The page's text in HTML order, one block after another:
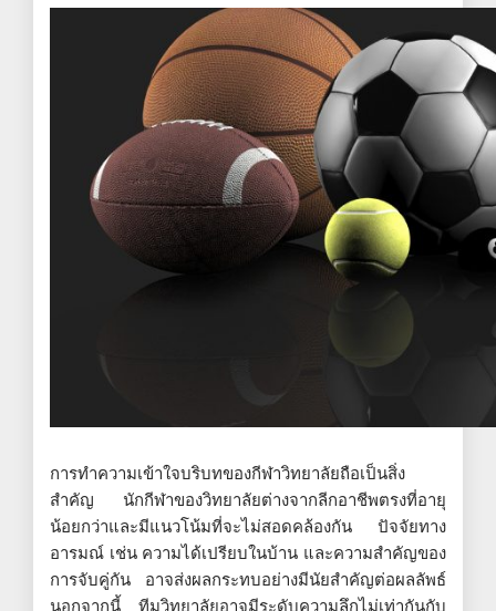
การทำความเข้าใจบริบทของกีฬาวิทยาลัยถือเป็นสิ่ง
สำคัญ นักกีฬาของวิทยาลัยต่างจากลีกอาชีพตรงที่อายุ
น้อยกว่าและมีแนวโน้มที่จะไม่สอดคล้องกัน ปัจจัยทาง
อารมณ์ เช่น ความได้เปรียบในบ้าน และความสำคัญของ
การจับคู่กัน อาจส่งผลกระทบอย่างมีนัยสำคัญต่อผลลัพธ์